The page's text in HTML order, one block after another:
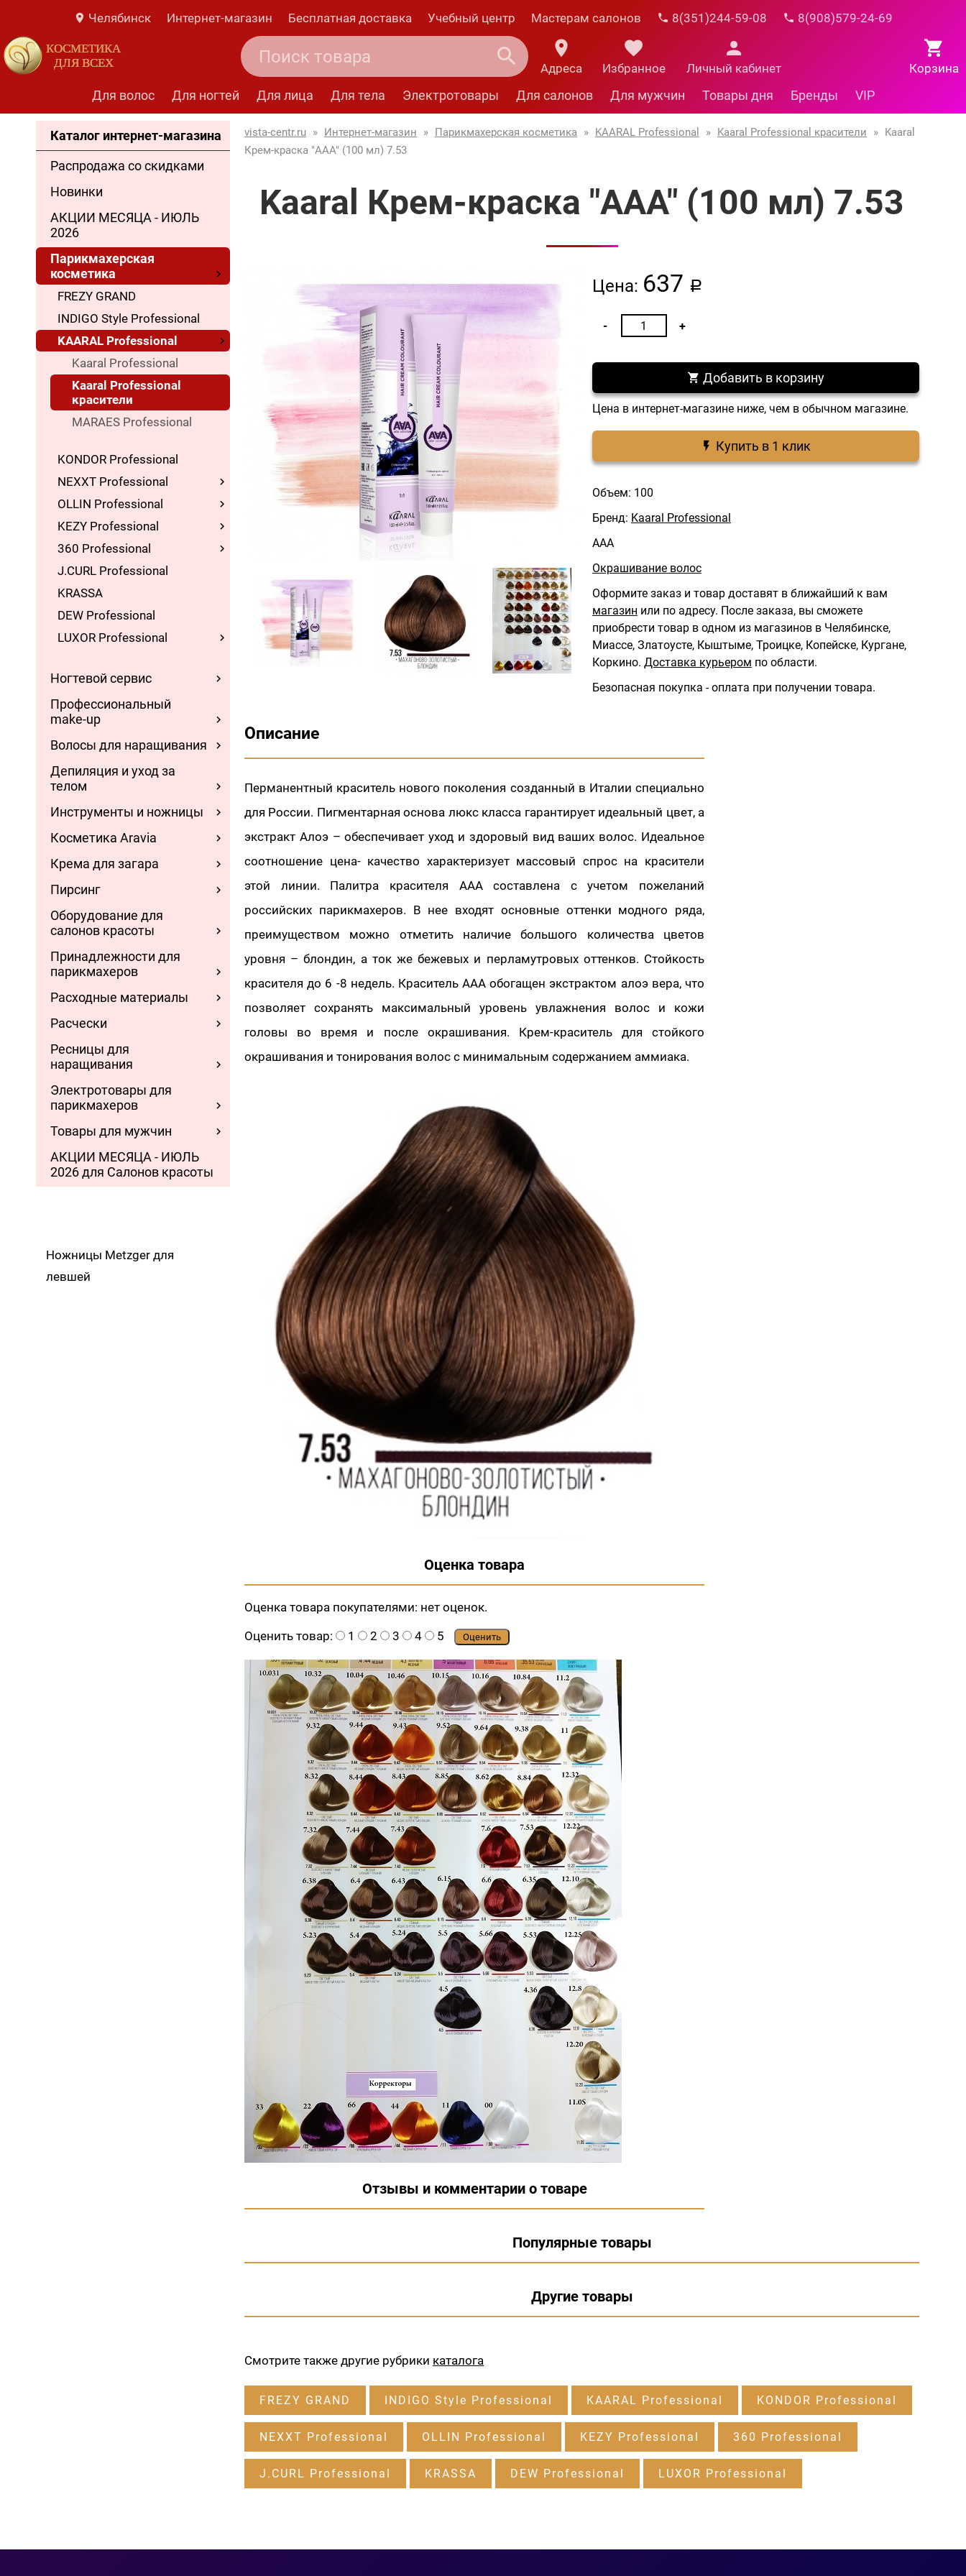
Челябинск Интернет-магазин Бесплатная доставка Учебный центр Мастерам салонов 8(351)244-59-08 8(908)579-24-69
КОСМЕТИКА
ДЛЯ ВСЕХ
Корзина
Адреса Избранное Личный кабинет
Для волос Для ногтей Для лица Для тела Электротовары Для салонов Для мужчин Товары дня Бренды VIP
Каталог интернет-магазина
Распродажа со скидками
Новинки
АКЦИИ МЕСЯЦА - ИЮЛЬ
2026
Парикмахерская
косметика
FREZY GRAND
INDIGO Style Professional
KAARAL Professional
Kaaral Professional
Kaaral Professional
красители
MARAES Professional
KONDOR Professional
NEXXT Professional
OLLIN Professional
KEZY Professional
360 Professional
J.CURL Professional
KRASSA
DEW Professional
LUXOR Professional
Ногтевой сервис
Профессиональный
make-up
Волосы для наращивания
Депиляция и уход за
телом
Инструменты и ножницы
Косметика Aravia
Крема для загара
Пирсинг
Оборудование для
салонов красоты
Принадлежности для
парикмахеров
Расходные материалы
Расчески
Ресницы для
наращивания
Электротовары для
парикмахеров
Товары для мужчин
АКЦИИ МЕСЯЦА - ИЮЛЬ
2026 для Салонов красоты
Ножницы Metzger для
левшей
vista-centr.ru » Интернет-магазин » Парикмахерская косметика » KAARAL Professional » Kaaral Professional красители » Kaaral
Крем-краска "AAA" (100 мл) 7.53
Kaaral Крем-краска "AAA" (100 мл) 7.53
Цена: 637 a
Добавить в корзину
Цена в интернет-магазине ниже, чем в обычном магазине.
Купить в 1 клик
Объем: 100
Бренд: Kaaral Professional
AAA
Окрашивание волос
Оформите заказ и товар доставят в ближайший к вам
магазин или по адресу. После заказа, вы сможете
приобрести товар в одном из магазинов в Челябинске,
Миассе, Златоусте, Кыштыме, Троицке, Копейске, Кургане,
Коркино. Доставка курьером по области.
Безопасная покупка - оплата при получении товара.
Описание
Перманентный краситель нового поколения созданный в Италии специально
для России. Пигментарная основа люкс класса гарантирует идеальный цвет, а
экстракт Алоэ – обеспечивает уход и здоровый вид ваших волос. Идеальное
соотношение цена- качество характеризует массовый спрос на красители
этой линии. Палитра красителя ААА составлена с учетом пожеланий
российских парикмахеров. В нее входят основные оттенки модного ряда,
преимуществом можно отметить наличие большого количества цветов
уровня – блондин, а ток же бежевых и перламутровых оттенков. Стойкость
красителя до 6 -8 недель. Краситель ААА обогащен экстрактом алоэ вера, что
позволяет сохранять максимальный уровень увлажнения волос и кожи
головы во время и после окрашивания. Крем-краситель для стойкого
окрашивания и тонирования волос с минимальным содержанием аммиака.
Оценка товара
Оценка товара покупателями: нет оценок.
Оценить товар:
1 2 3 4 5 Оценить
Отзывы и комментарии о товаре
Популярные товары
Другие товары
Смотрите также другие рубрики каталога
FREZY GRAND INDIGO Style Professional KAARAL Professional KONDOR Professional
NEXXT Professional OLLIN Professional KEZY Professional 360 Professional
J.CURL Professional KRASSA DEW Professional LUXOR Professional